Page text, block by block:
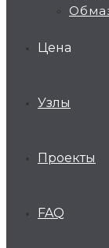
Цена
Узлы
Проекты
FAQ